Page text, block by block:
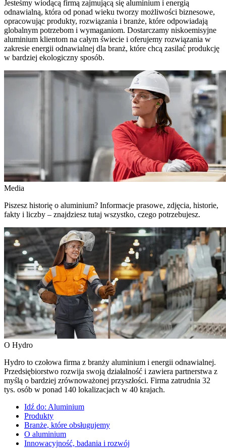
Jesteśmy wiodącą firmą zajmującą się aluminium i energią
odnawialną, która od ponad wieku tworzy możliwości biznesowe,
opracowując produkty, rozwiązania i branże, które odpowiadają
globalnym potrzebom i wymaganiom. Dostarczamy niskoemisyjne
aluminium klientom na całym świecie i oferujemy rozwiązania w
zakresie energii odnawialnej dla branż, które chcą zasilać produkcję
w bardziej ekologiczny sposób.
Media
Piszesz historię o aluminium? Informacje prasowe, zdjęcia, historie,
fakty i liczby – znajdziesz tutaj wszystko, czego potrzebujesz.
O Hydro
Hydro to czołowa firma z branży aluminium i energii odnawialnej.
Przedsiębiorstwo rozwija swoją działalność i zawiera partnerstwa z
myślą o bardziej zrównoważonej przyszłości. Firma zatrudnia 32
tys. osób w ponad 140 lokalizacjach w 40 krajach.
Idź do: Aluminium
Produkty
Branże, które obsługujemy
O aluminium
Innowacyjność, badania i rozwój